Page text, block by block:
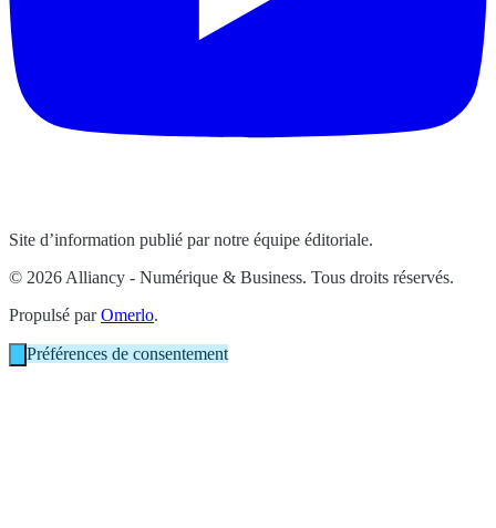
Site d’information publié par notre équipe éditoriale.
© 2026 Alliancy - Numérique & Business. Tous droits réservés.
Propulsé parOmerlo.
Préférences de consentement